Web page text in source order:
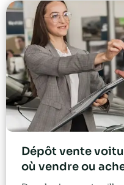
Dépôt vente
où vendre ou